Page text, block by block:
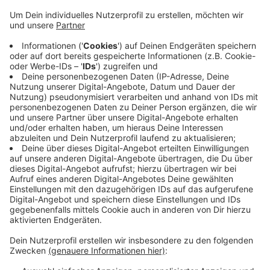
gemeinnützigen Projekte. Dieses Mal
unterstützen wir die Mettmanner Tafel, die gerade
jetzt zunehmend Hilfe vor Ort anbietet. Zudem
wollen wir helfen, Polio endgültig zu besiegen.
Karten der Veranstaltung kosten 50 €, "all
inclusive", zusätzliche Spenden für unsere
Projekte sind erwünscht. Kartenbestellungen und
weitere Informationen können unter
clubmeister@rc-mettmann.de angefordert
werden. Das Kartenkontingent ist begrenzt.
Veröffentlicht:Samstag, 24.09.2022 15:40
Anzeige